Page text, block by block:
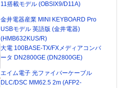
11搭載モデル (OBSIX9/D11A)
金井電器産業 MINI KEYBOARD Pro
USBモデル 英語版 (金井電器)
(HMB632KUS/R)
大電 100BASE-TX/FXメディアコンバ
ータ DN2800GE (DN2800GE)
エイム電子 光ファイバーケーブル
DLC/DSC MM62.5 2m (AFP2-